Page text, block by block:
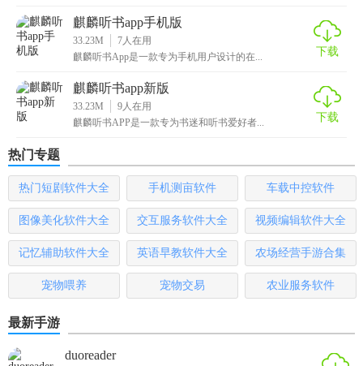
麒麟听书app手机版
33.23M 7 人在用
麒麟听书App是一款专为手机用户设计的在...
下载
麒麟听书app新版
33.23M 9 人在用
麒麟听书APP是一款专为书迷和听书爱好者...
下载
热门专题
热门短剧软件大全 手机测亩软件 车载中控软件
图像美化软件大全 交互服务软件大全 视频编辑软件大全
记忆辅助软件大全 英语早教软件大全 农场经营手游合集
宠物喂养 宠物交易 农业服务软件
最新手游
duoreader